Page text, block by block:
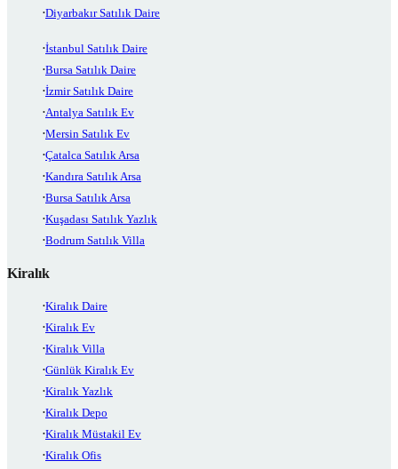
Diyarbakır Satılık Daire
İstanbul Satılık Daire
Bursa Satılık Daire
İzmir Satılık Daire
Antalya Satılık Ev
Mersin Satılık Ev
Çatalca Satılık Arsa
Kandıra Satılık Arsa
Bursa Satılık Arsa
Kuşadası Satılık Yazlık
Bodrum Satılık Villa
Kiralık
Kiralık Daire
Kiralık Ev
Kiralık Villa
Günlük Kiralık Ev
Kiralık Yazlık
Kiralık Depo
Kiralık Müstakil Ev
Kiralık Ofis